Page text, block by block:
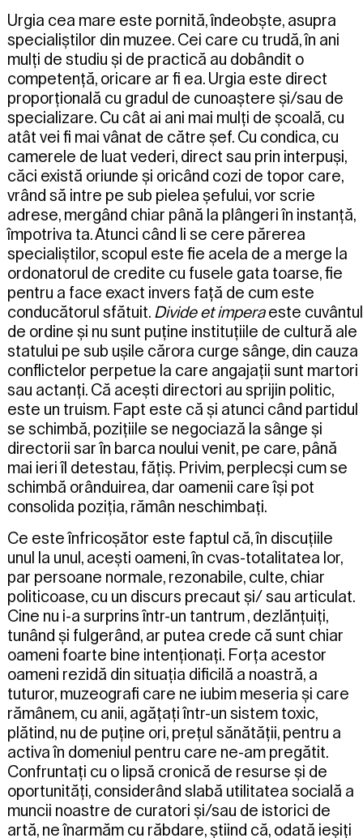
Urgia cea mare este pornită, îndeobște, asupra
specialiștilor din muzee. Cei care cu trudă, în ani
mulți de studiu și de practică au dobândit o
competență, oricare ar fi ea. Urgia este direct
proporțională cu gradul de cunoaștere și/sau de
specializare. Cu cât ai ani mai mulți de școală, cu
atât vei fi mai vânat de către șef. Cu condica, cu
camerele de luat vederi, direct sau prin interpuși,
căci există oriunde și oricând cozi de topor care,
vrând să intre pe sub pielea șefului, vor scrie
adrese, mergând chiar până la plângeri în instanță,
împotriva ta. Atunci când li se cere părerea
specialiștilor, scopul este fie acela de a merge la
ordonatorul de credite cu fusele gata toarse, fie
pentru a face exact invers față de cum este
conducătorul sfătuit. Divide et imperaeste cuvântul
de ordine și nu sunt puține instituțiile de cultură ale
statului pe sub ușile cărora curge sânge, din cauza
conflictelor perpetue la care angajații sunt martori
sau actanți. Că acești directori au sprijin politic,
este un truism. Fapt este că și atunci când partidul
se schimbă, pozițiile se negociază la sânge și
directorii sar în barca noului venit, pe care, până
mai ieri îl detestau, fățiș. Privim, perplecși cum se
schimbă orânduirea, dar oamenii care își pot
consolida poziția, rămân neschimbați.
Ce este înfricoșător este faptul că, în discuțiile
unul la unul, acești oameni, în cvas-totalitatea lor,
par persoane normale, rezonabile, culte, chiar
politicoase, cu un discurs precaut și/ sau articulat.
Cine nu i-a surprins într-un tantrum , dezlănțuiți,
tunând și fulgerând, ar putea crede că sunt chiar
oameni foarte bine intenționați. Forța acestor
oameni rezidă din situația dificilă a noastră, a
tuturor, muzeografi care ne iubim meseria și care
rămânem, cu anii, agățați într-un sistem toxic,
plătind, nu de puține ori, prețul sănătății, pentru a
activa în domeniul pentru care ne-am pregătit.
Confruntați cu o lipsă cronică de resurse și de
oportunități, considerând slabă utilitatea socială a
muncii noastre de curatori și/sau de istorici de
artă, ne înarmăm cu răbdare, știind că, odată ieșiți